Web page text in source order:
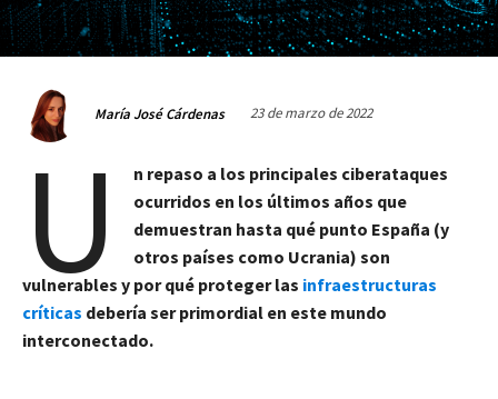
María José Cárdenas 23 de marzo de 2022
U
n repaso a los principales ciberataques
ocurridos en los últimos años que
demuestran hasta qué punto España (y
otros países como Ucrania) son
vulnerables y por qué proteger las infraestructuras
críticas debería ser primordial en este mundo
interconectado.